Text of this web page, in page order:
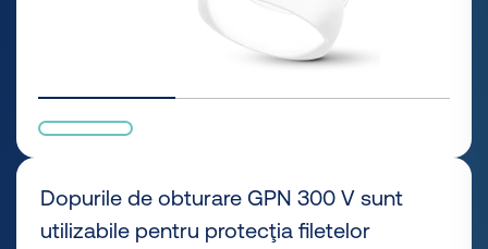
Dopurile de obturare GPN 300 V sunt
utilizabile pentru protecţia filetelor